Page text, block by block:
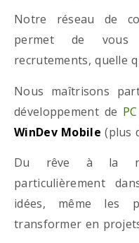
Notre réseau de
permet de vous
recrutements, quelle
Nous maîtrisons
développement de
WinDev Mobile (plus
Du rêve à la
particulièrement
idées, même les
transformer en